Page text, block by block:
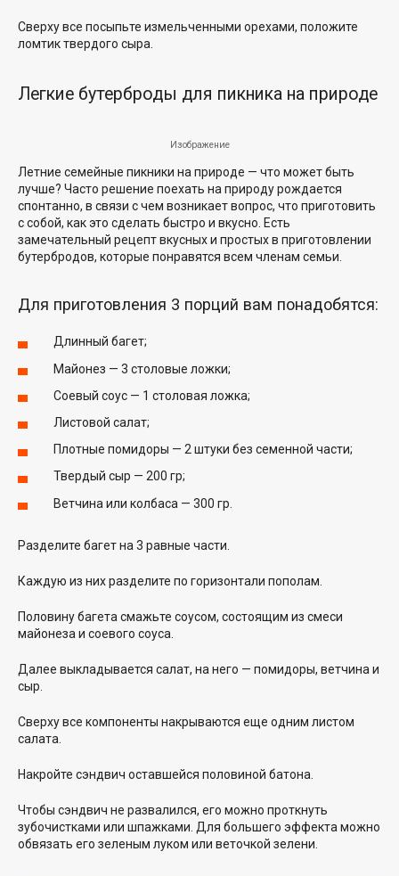
Сверху все посыпьте измельченными орехами, положите
ломтик твердого сыра.
Легкие бутерброды для пикника на природе
Изображение
Летние семейные пикники на природе — что может быть
лучше? Часто решение поехать на природу рождается
спонтанно, в связи с чем возникает вопрос, что приготовить
с собой, как это сделать быстро и вкусно. Есть
замечательный рецепт вкусных и простых в приготовлении
бутербродов, которые понравятся всем членам семьи.
Для приготовления 3 порций вам понадобятся:
Длинный багет;
Майонез — 3 столовые ложки;
Соевый соус — 1 столовая ложка;
Листовой салат;
Плотные помидоры — 2 штуки без семенной части;
Твердый сыр — 200 гр;
Ветчина или колбаса — 300 гр.
Разделите багет на 3 равные части.
Каждую из них разделите по горизонтали пополам.
Половину багета смажьте соусом, состоящим из смеси
майонеза и соевого соуса.
Далее выкладывается салат, на него — помидоры, ветчина и
сыр.
Сверху все компоненты накрываются еще одним листом
салата.
Накройте сэндвич оставшейся половиной батона.
Чтобы сэндвич не развалился, его можно проткнуть
зубочистками или шпажками. Для большего эффекта можно
обвязать его зеленым луком или веточкой зелени.